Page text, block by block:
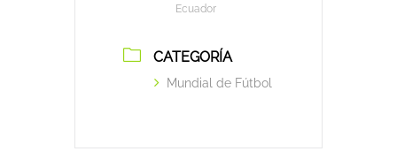
Ecuador
CATEGORÍA
Mundial de Fútbol